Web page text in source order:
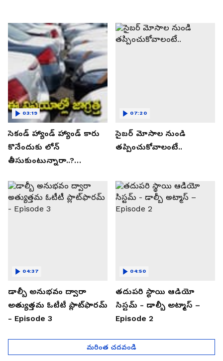
సెకండ్ హ్యాండ్ హ్యాండ్ కారు
కొనేందుకు లోన్
తీసుకుంటున్నారా..?
తెలుసుకోండి..!
03:19
సైబర్ మోసాల నుండి
తప్పించుకోవాలంటే..
07:20
డాల్బీ అనుభవం ద్వారా
అత్యుత్తమ ఓటీటీ ప్లాట్‌ఫారమ్
- Episode 3
04:37
తదుపరి స్థాయి ఆడియో
సిస్టమ్ - డాల్బీ అట్మాస్ –
Episode 2
04:50
మరింత చదవండి